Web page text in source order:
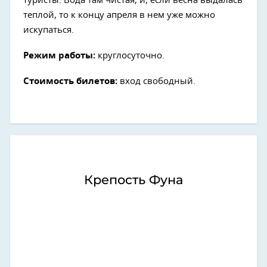
теплой, то к концу апреля в нем уже можно
искупаться.
Режим работы: круглосуточно.
Стоимость билетов: вход свободный.
Крепость Фуна